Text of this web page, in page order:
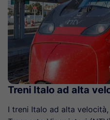
Treni Italo ad alta
I treni Italo ad alta